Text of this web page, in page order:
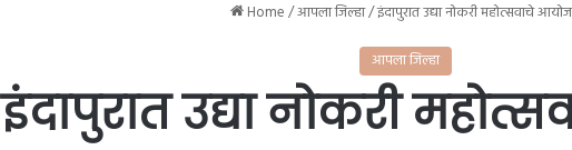
Home/आपला जिल्हा/इंदापुरात उद्या नोकरी महोत्सवाचे
आपला जिल्हा
इंदापुरात उद्या नोकरी